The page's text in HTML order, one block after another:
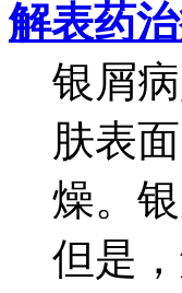
解表药
银屑
肤表
燥。
但是